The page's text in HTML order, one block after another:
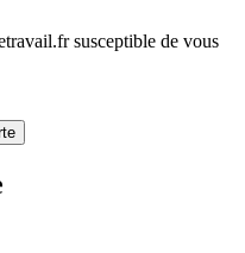
susceptible de vous